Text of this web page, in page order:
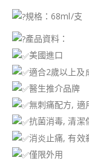
規格：68ml/支
產品資料：
美國進口
適合2歲以上及
醫生推介品牌
無刺痛配方, 適
抗菌消毒, 清潔
消炎止痛, 有效
僅限外用